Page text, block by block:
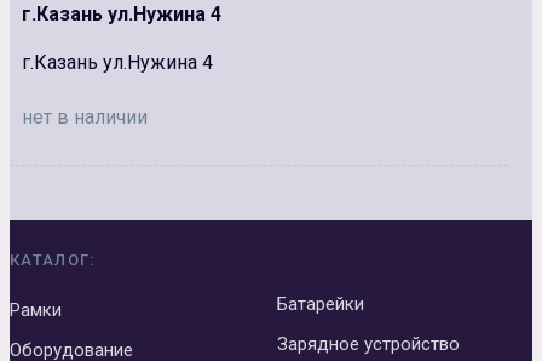
г.Казань ул.Нужина 4
г.Казань ул.Нужина 4
нет в наличии
КАТАЛОГ:
Рамки
Оборудование
Батарейки
Зарядное устройство